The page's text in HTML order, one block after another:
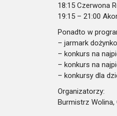
18:15 Czerwona
19:15 – 21:00
Ponadto w
– jarmark
– konkurs na
– konkurs na
– konkursy dla
Organizatorzy:
Burmistrz Wolina,